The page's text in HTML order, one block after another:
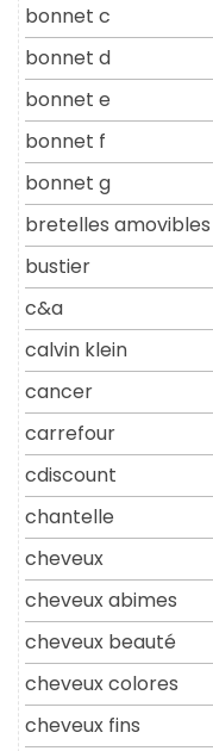
bonnet c
bonnet d
bonnet e
bonnet f
bonnet g
bretelles amovibles
bustier
c&a
calvin klein
cancer
carrefour
cdiscount
chantelle
cheveux
cheveux abimes
cheveux beauté
cheveux colores
cheveux fins